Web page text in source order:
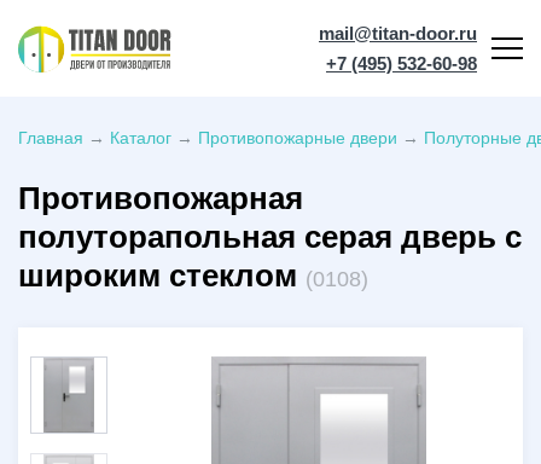
mail@titan-door.ru
+7 (495) 532-60-98
Главная → Каталог → Противопожарные двери → Полуторные
Противопожарная
полуторапольная серая дверь с
широким стеклом (0108)